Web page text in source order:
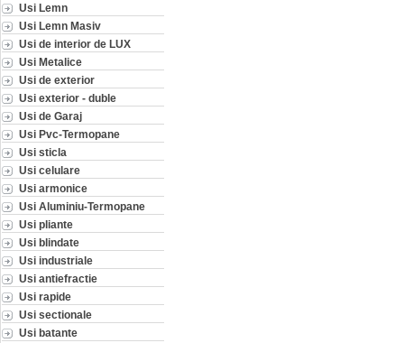
Usi Lemn
Usi Lemn Masiv
Usi de interior de LUX
Usi Metalice
Usi de exterior
Usi exterior - duble
Usi de Garaj
Usi Pvc-Termopane
Usi sticla
Usi celulare
Usi armonice
Usi Aluminiu-Termopane
Usi pliante
Usi blindate
Usi industriale
Usi antiefractie
Usi rapide
Usi sectionale
Usi batante